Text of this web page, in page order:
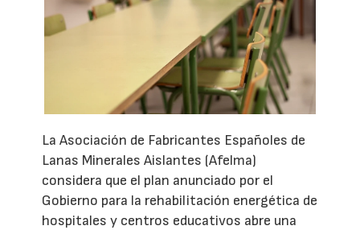
La Asociación de Fabricantes Españoles de
Lanas Minerales Aislantes (Afelma)
considera que el plan anunciado por el
Gobierno para la rehabilitación energética de
hospitales y centros educativos abre una